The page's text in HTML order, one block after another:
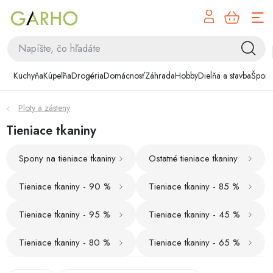
KuchyňaKúpeľňaDrogériaDomácnosťZáhradaHobbyDielňa a stavba
Kuchyňa
Kúpeľňa
Drogéria
Hobby
Dielňa a stavba
Ploty a zásteny
Tieniace tkaniny
Spony na tieniace tkaniny Ostatné tieniace tkaniny
Tieniace tkaniny - 90 % Tieniace tkaniny - 85 %
Tieniace tkaniny - 95 % Tieniace tkaniny - 45 %
Tieniace tkaniny - 80 % Tieniace tkaniny - 65 %